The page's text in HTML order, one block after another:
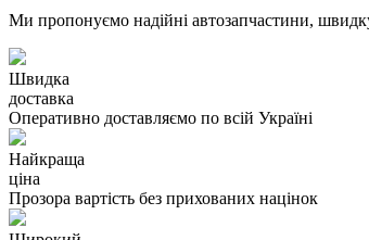
Ми пропонуємо надійні автозапчастини,
Швидка
доставка
Оперативно доставляємо по всій Україні
Найкраща
ціна
Прозора вартість без прихованих націнок